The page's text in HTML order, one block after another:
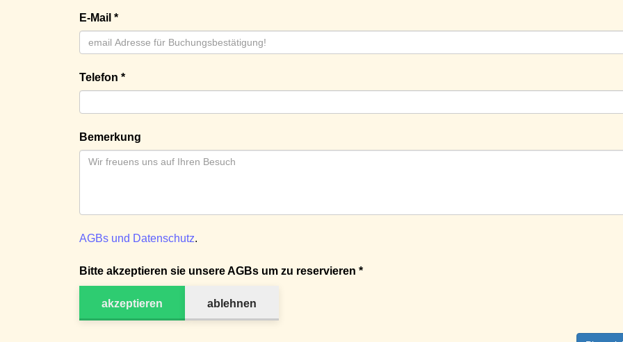
E-Mail *
Telefon *
Bemerkung
AGBs und Datenschutz.
Bitte akzeptieren sie unsere AGBs um zu reservieren *
akzeptieren ablehnen